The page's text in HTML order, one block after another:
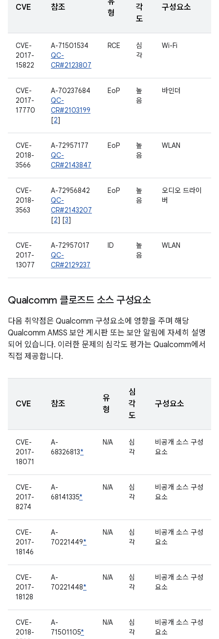
CVE 참조
형
각
도
구성요소
CVE-
2017-
15822
A-71501534
QC-
CR#2123807
RCE
심
각
Wi-Fi
CVE-
2017-
17770
A-70237684
QC-
CR#2103199
[2]
EoP
높
음
바인더
CVE-
2018-
3566
A-72957177
QC-
CR#2143847
EoP
높
음
WLAN
CVE-
2018-
3563
A-72956842
QC-
CR#2143207
[2] [3]
EoP
높
음
오디오 드라이
버
CVE-
2017-
13077
A-72957017
QC-
CR#2129237
ID
높
음
WLAN
Qualcomm 클로즈드 소스 구성요소
다음 취약점은 Qualcomm 구성요소에 영향을 주며 해당
Qualcomm AMSS 보안 게시판 또는 보안 알림에 자세히 설명
되어 있습니다. 이러한 문제의 심각도 평가는 Qualcomm에서
직접 제공합니다.
CVE 참조
유
형
심
각
도
구성요소
CVE-
2017-
18071
A-
68326813*
N/A
심
각
비공개 소스 구성
요소
CVE-
2017-
8274
A-
68141335*
N/A
심
각
비공개 소스 구성
요소
CVE-
2017-
18146
A-
70221449*
N/A
심
각
비공개 소스 구성
요소
CVE-
2017-
18128
A-
70221448*
N/A
심
각
비공개 소스 구성
요소
CVE-
2018-
A-
71501105*
N/A
심
각
비공개 소스 구성
요소